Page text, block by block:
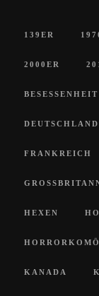
139ER
2000ER
BESESSENHEIT
DEUTSCHLAND
FRANKREICH
HEXEN
KANADA